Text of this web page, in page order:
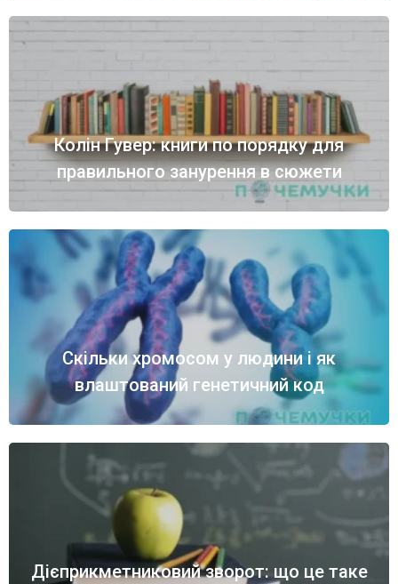
Колін Гувер: книги по порядку для
правильного занурення в сюжети
Скільки хромосом у людини і як
влаштований генетичний код
Дієприкметниковий зворот: що це таке